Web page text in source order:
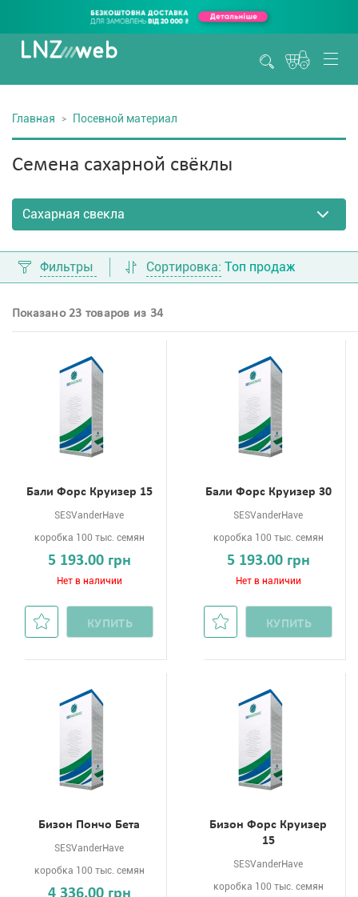
Главная Посевной материал
Семена сахарной свёклы
Фильтры Сортировка: Топ продаж
Показано 23 товаров из 34
Бали Форс Круизер 15
SESVanderHave
коробка 100 тыс. семян
5 193.00 грн
Нет в наличии
КУПИТЬ
Бали Форс Круизер 30
SESVanderHave
коробка 100 тыс. семян
5 193.00 грн
Нет в наличии
КУПИТЬ
Бизон Пончо Бета
SESVanderHave
коробка 100 тыс. семян
4 336.00 грн
Бизон Форс Круизер
15
SESVanderHave
коробка 100 тыс. семян